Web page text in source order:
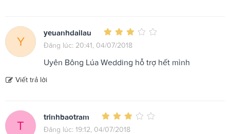
Y
yeuanhdailau
Đăng lúc: 20:41, 04/07/2018
Uyên Bông Lúa Wedding hỗ trợ hết mình
Viết trả lời
T
trinhbaotram
Đăng lúc: 19:12, 04/07/2018